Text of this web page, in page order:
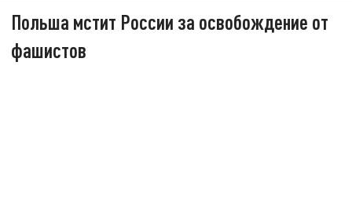
Польша мстит России за освобождение от
фашистов